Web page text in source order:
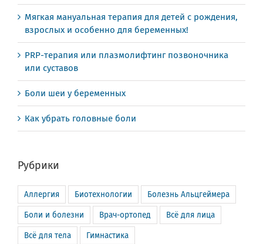
Мягкая мануальная терапия для детей с рождения,
взрослых и особенно для беременных!
PRP-терапия или плазмолифтинг позвоночника
или суставов
Боли шеи у беременных
Как убрать головные боли
Рубрики
Аллергия Биотехнологии Болезнь Альцгеймера
Боли и болезни Врач-ортопед Всё для лица
Всё для тела Гимнастика